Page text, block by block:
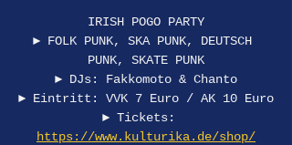
IRISH POGO PARTY
► FOLK PUNK, SKA PUNK, DEUTSCH
PUNK, SKATE PUNK
► DJs: Fakkomoto & Chanto
► Eintritt: VVK 7 Euro / AK 10 Euro
► Tickets:
https://www.kulturika.de/shop/